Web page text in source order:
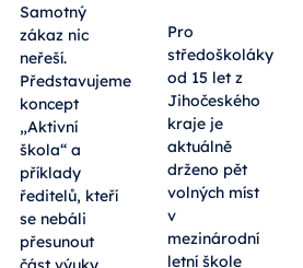
Samotný
zákaz nic
neřeší.
Představujeme
koncept
„Aktivní
škola“ a
příklady
ředitelů, kteří
se nebáli
přesunout
Pro
středoškoláky
od 15 let z
Jihočeského
kraje je
aktuálně
drženo pět
volných míst
v
mezinárodní
letní škole